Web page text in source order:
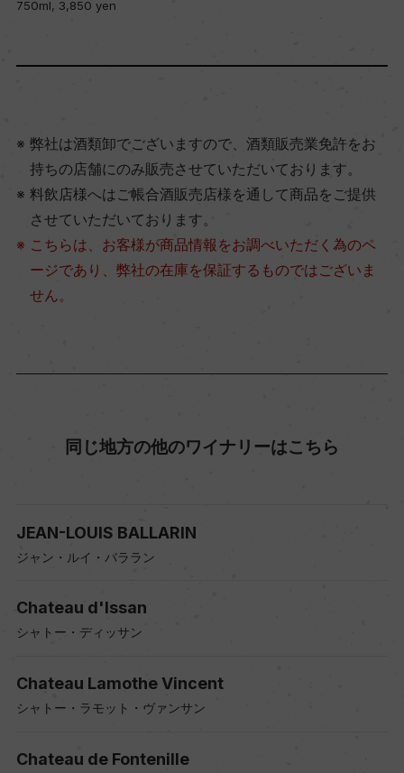
750ml, 3,850 yen
弊社は酒類卸でございますので、酒類販売業免許をお
持ちの店舗にのみ販売させていただいております。
料飲店様へはご帳合酒販売店様を通して商品をご提供
させていただいております。
こちらは、お客様が商品情報をお調べいただく為のペ
ージであり、弊社の在庫を保証するものではございま
せん。
同じ地方の他のワイナリーはこちら
JEAN-LOUIS BALLARIN
ジャン・ルイ・バララン
Chateau d'Issan
シャトー・ディッサン
Chateau Lamothe Vincent
シャトー・ラモット・ヴァンサン
Chateau de Fontenille